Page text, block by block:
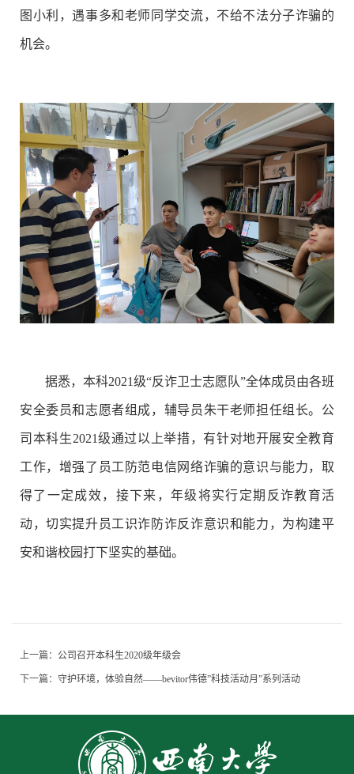
图小利，遇事多和老师同学交流，不给不法分子诈骗的
机会。
据悉，本科2021级“反诈卫士志愿队”全体成员由各班
安全委员和志愿者组成，辅导员朱干老师担任组长。公
司本科生2021级通过以上举措，有针对地开展安全教育
工作，增强了员工防范电信网络诈骗的意识与能力，取
得了一定成效，接下来，年级将实行定期反诈教育活
动，切实提升员工识诈防诈反诈意识和能力，为构建平
安和谐校园打下坚实的基础。
上一篇： 公司召开本科生2020级年级会
下一篇： 守护环境，体验自然——bevitor伟德”科技活动月”系列活动